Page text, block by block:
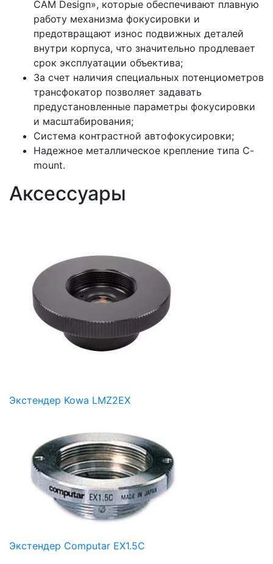
CAM Design», которые обеспечивают плавную
работу механизма фокусировки и
предотвращают износ подвижных деталей
внутри корпуса, что значительно продлевает
срок эксплуатации объектива;
За счет наличия специальных потенциометров
трансфокатор позволяет задавать
предустановленные параметры фокусировки
и масштабирования;
Система контрастной автофокусировки;
Надежное металлическое крепление типа C-
mount.
Аксессуары
Экстендер Kowa LMZ2EX
Экстендер Computar EX1.5C